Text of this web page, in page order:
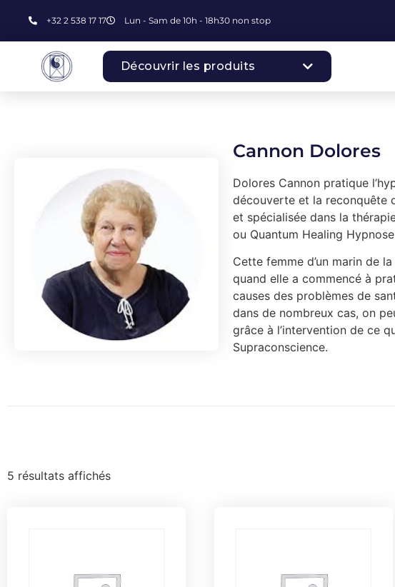
+32 2 538 17 17 Lun - Sam de 10h - 18h30 non stop
Découvrir les produits
Cannon Dolores
Dolores Cannon pratique
découverte et la reconquête
et spécialisée dans la
ou Quantum Healing
Cette femme d’un marin de
quand elle a commencé à
causes des problèmes de
dans de nombreux cas, on
grâce à l’intervention de ce
Supraconscience.
5 résultats affichés